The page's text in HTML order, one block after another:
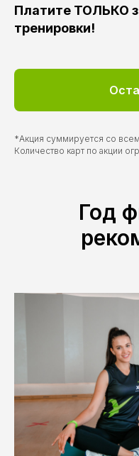
Платите ТОЛЬКО
тренировки!
*Акция суммируется со
Количество карт по акции
Год